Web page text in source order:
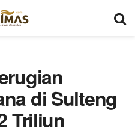
di Sulteng
Triliun